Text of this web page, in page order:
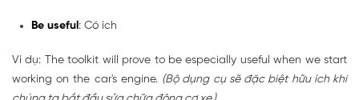
Be useful: Có ích
Ví dụ: The toolkit will prove to be especially useful when we start
working on the car's engine. (Bộ dụng cụ sẽ đặc biệt hữu ích khi